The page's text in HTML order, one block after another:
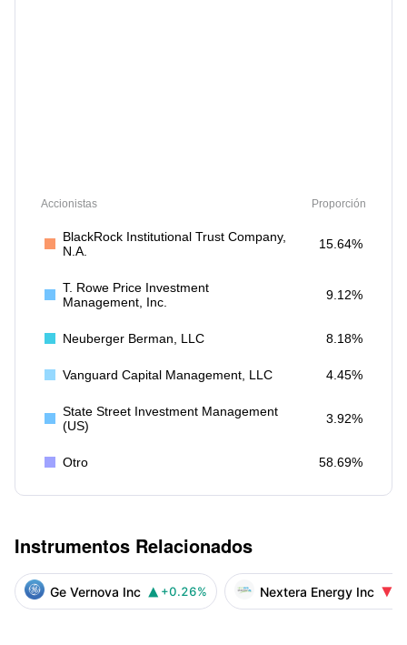
Accionistas Proporción
BlackRock Institutional Trust Company,
N.A.
15.64%
T. Rowe Price Investment
Management, Inc.
9.12%
Neuberger Berman, LLC 8.18%
Vanguard Capital Management, LLC 4.45%
State Street Investment Management
(US)
3.92%
Otro 58.69%
Instrumentos Relacionados
Ge Vernova Inc  +0.26% Nextera Energy Inc 